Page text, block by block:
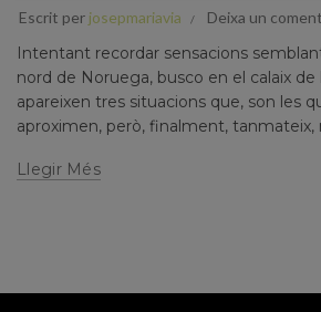
Escrit per josepmariavia Deixa un
Intentant recordar sensacions
nord de Noruega, busco en el calaix
apareixen tres situacions que, son les
aproximen, però, finalment, tanmateix,
Llegir Més